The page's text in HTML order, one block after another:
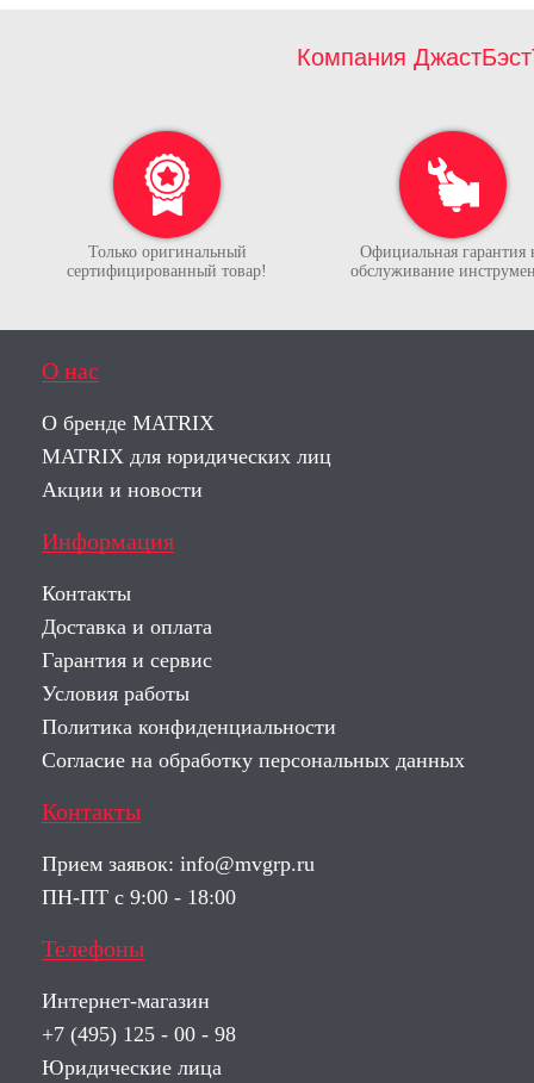
Компания
Только оригинальный
сертифицированный товар!
Официальная гарантия
обслуживание
О нас
О бренде MATRIX
MATRIX для юридических лиц
Акции и новости
Информация
Контакты
Доставка и оплата
Гарантия и сервис
Условия работы
Политика конфиденциальности
Согласие на обработку персональных данных
Контакты
Прием заявок: info@mvgrp.ru
ПН-ПТ с 9:00 - 18:00
Телефоны
Интернет-магазин
+7 (495) 125 - 00 - 98
Юридические лица